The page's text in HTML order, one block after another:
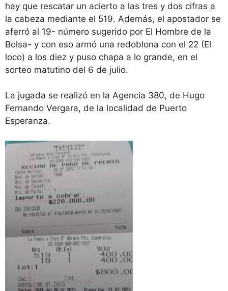
hay que rescatar un acierto a las tres y dos cifras a
la cabeza mediante el 519. Además, el apostador se
aferró al 19- número sugerido por El Hombre de la
Bolsa- y con eso armó una redoblona con el 22 (El
loco) a los diez y puso chapa a lo grande, en el
sorteo matutino del 6 de julio.
La jugada se realizó en la Agencia 380, de Hugo
Fernando Vergara, de la localidad de Puerto
Esperanza.